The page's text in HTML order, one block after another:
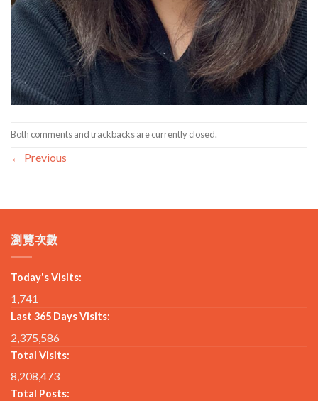
Both comments and trackbacks are currently closed.
← Previous
瀏覽次數
Today's Visits:
1,741
Last 365 Days Visits:
2,375,586
Total Visits:
8,208,473
Total Posts: